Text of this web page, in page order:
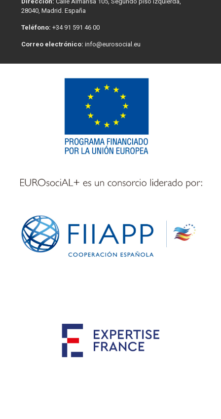
28040, Madrid. España
Teléfono: +34 91 591 46 00
Correo electrónico: info@eurosocial.eu